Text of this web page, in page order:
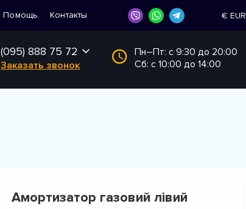
Помощь Контакты
€ EUR
(095) 888 75 72
Заказать звонок
Пн–Пт: с 9:30 до 20:00
Сб: с 10:00 до 14:00
Амортизатор газовий лівий